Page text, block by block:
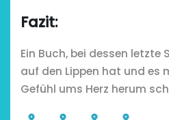
Fazit:
Ein Buch, bei dessen letzte
auf den Lippen hat und es
Gefühl ums Herz herum